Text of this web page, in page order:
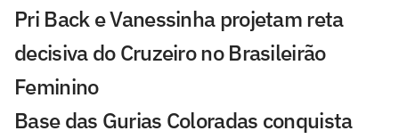
Pri Back e Vanessinha projetam reta
decisiva do Cruzeiro no Brasileirão
Feminino
Base das Gurias Coloradas conquista